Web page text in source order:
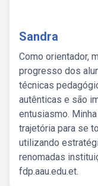
Sandra
Como orientador,
progresso dos
técnicas
autênticas e são
entusiasmo.
trajetória para se
utilizando
renomadas
fdp.aau.edu.et.